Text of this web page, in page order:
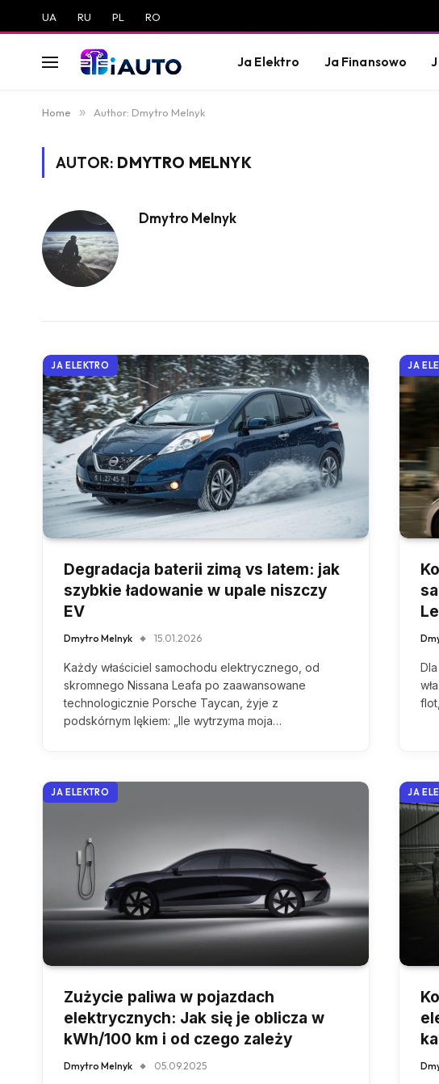
UA RU PL RO
Ja Elektro Ja Finansowo
Home » Author: Dmytro Melnyk
AUTOR: DMYTRO MELNYK
Dmytro Melnyk
JA ELEKTRO
Degradacja baterii zimą vs latem: jak
szybkie ładowanie w upale niszczy
EV
Dmytro Melnyk 15.01.2026
Każdy właściciel samochodu elektrycznego, od
skromnego Nissana Leafa po zaawansowane
technologicznie Porsche Taycan, żyje z
podskórnym lękiem: „Ile wytrzyma moja…
JA
JA ELEKTRO
Zużycie paliwa w pojazdach
elektrycznych: Jak się je oblicza w
kWh/100 km i od czego zależy
Dmytro Melnyk 05.09.2025
JA